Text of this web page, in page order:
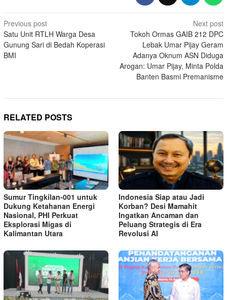
Post
navigation
Previous post
Satu Unit RTLH Warga Desa
Gunung Sari di Bedah Koperasi
BMI
Next post
Tokoh Ormas GAIB 212 DPC
Lebak Umar Pijay Geram
Adanya Oknum ASN Diduga
Arogan: Umar Pijay, Minta Polda
Banten Basmi Premanisme
RELATED POSTS
Sumur Tingkilan-001 untuk
Dukung Ketahanan Energi
Nasional, PHI Perkuat
Eksplorasi Migas di
Kalimantan Utara
Indonesia Siap atau Jadi
Korban? Desi Mamahit
Ingatkan Ancaman dan
Peluang Strategis di Era
Revolusi AI